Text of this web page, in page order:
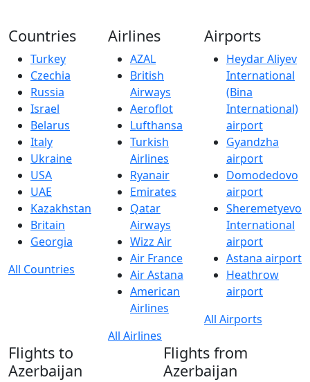
Countries
Turkey
Czechia
Russia
Israel
Belarus
Italy
Ukraine
USA
UAE
Kazakhstan
Britain
Georgia
All Countries
Airlines
AZAL
British
Airways
Aeroflot
Lufthansa
Turkish
Airlines
Ryanair
Emirates
Qatar
Airways
Wizz Air
Air France
Air Astana
American
Airlines
All Airlines
Airports
Heydar Aliyev
International
(Bina
International)
airport
Gyandzha
airport
Domodedovo
airport
Sheremetyevo
International
airport
Astana airport
Heathrow
airport
All Airports
Flights to
Azerbaijan
Flights from
Azerbaijan